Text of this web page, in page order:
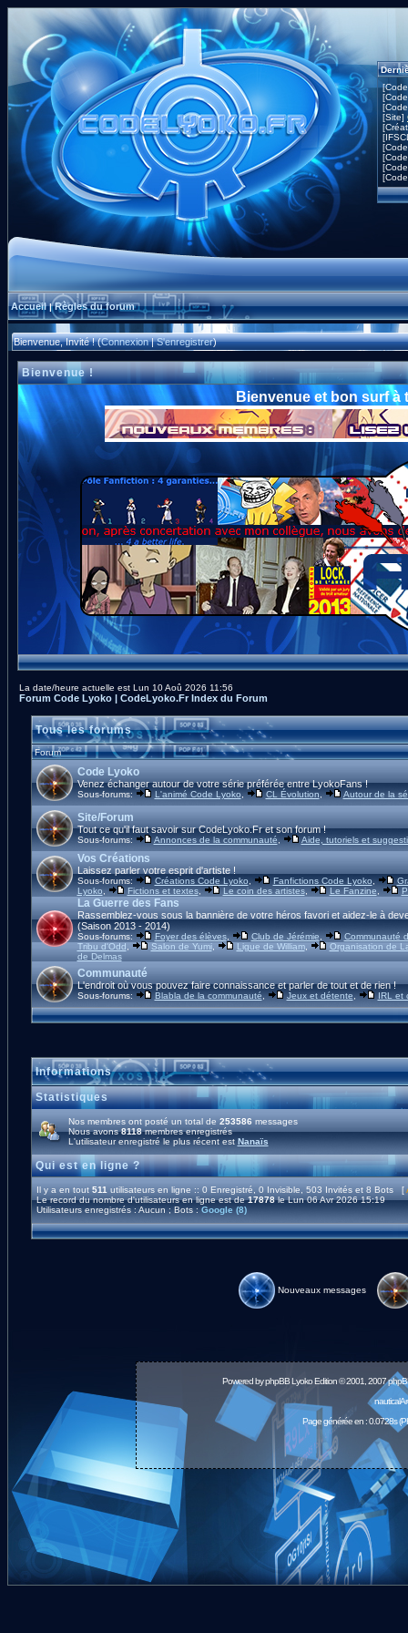
[Site]
Accueil|Règles du forum
Bienvenue, Invité ! (Connexion|S'enregistrer)
Bienvenue !
Bienvenue et bon surf à
La date/heure actuelle est Lun 10 Aoû 2026 11:56
Forum Code Lyoko | CodeLyoko.Fr Index du Forum
Tous les forums
Forum
Code Lyoko
Venez échanger autour de votre série préférée entre LyokoFans !
Sous-forums: L'animé Code Lyoko, CL Évolution Autour de la
Site/Forum
Tout ce qu'il faut savoir sur CodeLyoko.Fr et son forum !
Sous-forums: Annonces de la communauté, Aide, tutoriels et
Vos Créations
Laissez parler votre esprit d'artiste !
Sous-forums: Créations Code Lyoko, Fanfictions Code Lyoko,
Lyoko, Fictions et textes, Le coin des artistes, Le Fanzine
La Guerre des Fans
Rassemblez-vous sous la bannière de votre héros favori et aidez-le à
(Saison 2013 - 2014)
Sous-forums: Foyer des élèves, Club de Jérémie
Communauté
Tribu d'Odd
Salon de Yumi, Ligue de William,
Organisation de
de Delmas
Communauté
L'endroit où vous pouvez faire connaissance et parler de tout et de rien !
Sous-forums: Blabla de la communauté, Jeux et détente, IRL et
Informations
Statistiques
Nos membres ont posté un total de 253586 messages
Nous avons8118membres enregistrés
L'utilisateur enregistré le plus récent est Nanaïs
Qui est en ligne ?
Il y a en tout 511 utilisateurs en ligne :: 0 Enregistré, 0 Invisible, 503 Invités et 8 Bots [
Le record du nombre d'utilisateurs en ligne est de17878le Lun 06 Avr 2026 15:19
Utilisateurs enregistrés : Aucun ; Bots : Google (8)
Nouveaux messages
Powered byphpBBLyoko Edition © 2001, 2007
Page générée en : 0.0728s